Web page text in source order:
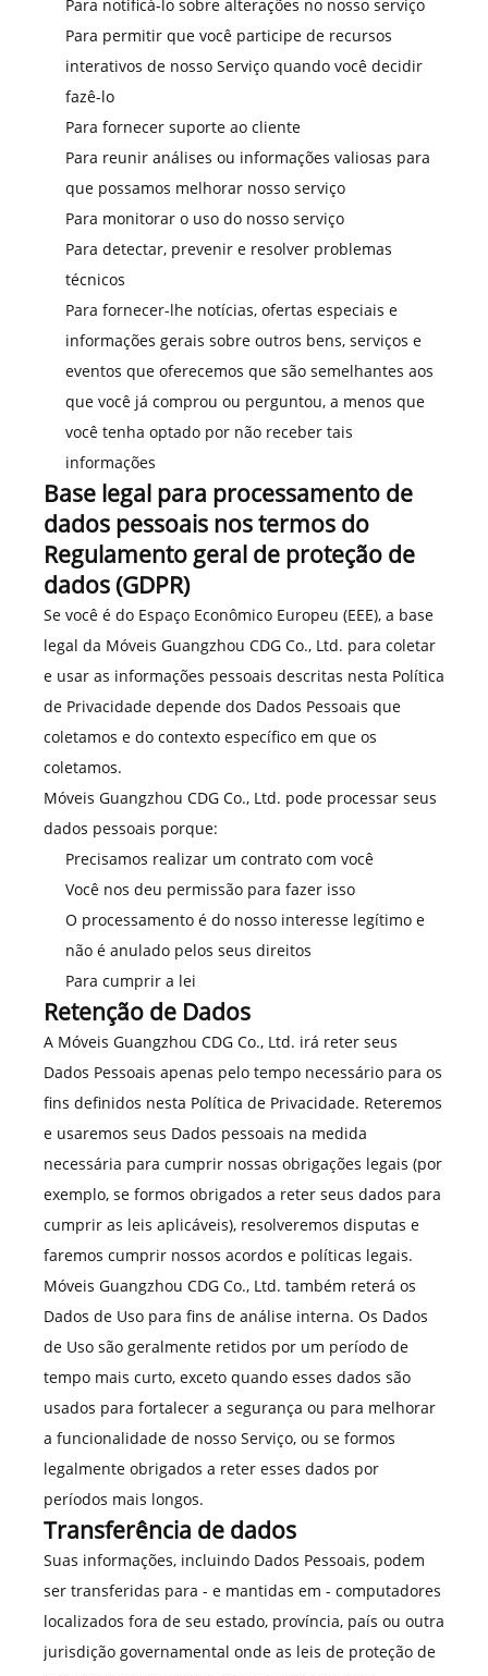
Para notificá-lo sobre alterações no nosso serviço
Para permitir que você participe de recursos
interativos de nosso Serviço quando você decidir
fazê-lo
Para fornecer suporte ao cliente
Para reunir análises ou informações valiosas para
que possamos melhorar nosso serviço
Para monitorar o uso do nosso serviço
Para detectar, prevenir e resolver problemas
técnicos
Para fornecer-lhe notícias, ofertas especiais e
informações gerais sobre outros bens, serviços e
eventos que oferecemos que são semelhantes aos
que você já comprou ou perguntou, a menos que
você tenha optado por não receber tais
informações
Base legal para processamento de
dados pessoais nos termos do
Regulamento geral de proteção de
dados (GDPR)
Se você é do Espaço Econômico Europeu (EEE), a base
legal da Móveis Guangzhou CDG Co., Ltd. para coletar
e usar as informações pessoais descritas nesta Política
de Privacidade depende dos Dados Pessoais que
coletamos e do contexto específico em que os
coletamos.
Móveis Guangzhou CDG Co., Ltd. pode processar seus
dados pessoais porque:
Precisamos realizar um contrato com você
Você nos deu permissão para fazer isso
O processamento é do nosso interesse legítimo e
não é anulado pelos seus direitos
Para cumprir a lei
Retenção de Dados
A Móveis Guangzhou CDG Co., Ltd. irá reter seus
Dados Pessoais apenas pelo tempo necessário para os
fins definidos nesta Política de Privacidade. Reteremos
e usaremos seus Dados pessoais na medida
necessária para cumprir nossas obrigações legais (por
exemplo, se formos obrigados a reter seus dados para
cumprir as leis aplicáveis), resolveremos disputas e
faremos cumprir nossos acordos e políticas legais.
Móveis Guangzhou CDG Co., Ltd. também reterá os
Dados de Uso para fins de análise interna. Os Dados
de Uso são geralmente retidos por um período de
tempo mais curto, exceto quando esses dados são
usados para fortalecer a segurança ou para melhorar
a funcionalidade de nosso Serviço, ou se formos
legalmente obrigados a reter esses dados por
períodos mais longos.
Transferência de dados
Suas informações, incluindo Dados Pessoais, podem
ser transferidas para - e mantidas em - computadores
localizados fora de seu estado, província, país ou outra
jurisdição governamental onde as leis de proteção de